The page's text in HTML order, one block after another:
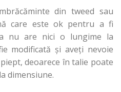
din tweed sau
care este ok pentru a fi
nu are nici o lungime la
modificată și aveți nevoie
deoarece în talie poate
dimensiune.